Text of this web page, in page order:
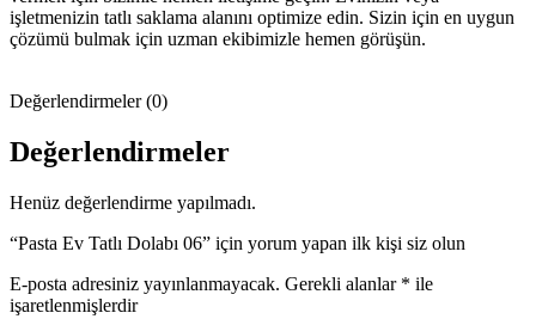
işletmenizin tatlı saklama alanını optimize edin. Sizin için en uygun
çözümü bulmak için uzman ekibimizle hemen görüşün.
Değerlendirmeler (0)
Değerlendirmeler
Henüz değerlendirme yapılmadı.
“Pasta Ev Tatlı Dolabı 06” için yorum yapan ilk kişi siz olun
E-posta adresiniz yayınlanmayacak. Gerekli alanlar * ile
işaretlenmişlerdir